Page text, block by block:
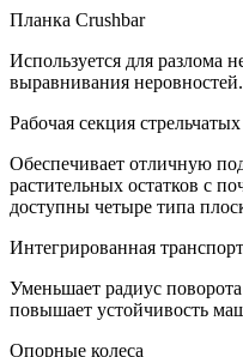
Планка Crushbar
Используется для разлома
выравнивания неровностей.
Рабочая секция
Обеспечивает отличную
растительных остатков с
доступны четыре типа
Интегрированная
Уменьшает радиус
повышает устойчивость
Опорные колеса